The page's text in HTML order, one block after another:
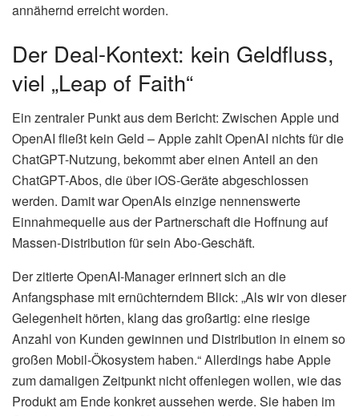
annähernd erreicht worden.
Der Deal-Kontext: kein Geldfluss,
viel „Leap of Faith“
Ein zentraler Punkt aus dem Bericht: Zwischen Apple und
OpenAI fließt kein Geld – Apple zahlt OpenAI nichts für die
ChatGPT-Nutzung, bekommt aber einen Anteil an den
ChatGPT-Abos, die über iOS-Geräte abgeschlossen
werden. Damit war OpenAIs einzige nennenswerte
Einnahmequelle aus der Partnerschaft die Hoffnung auf
Massen-Distribution für sein Abo-Geschäft.
Der zitierte OpenAI-Manager erinnert sich an die
Anfangsphase mit ernüchterndem Blick: „Als wir von dieser
Gelegenheit hörten, klang das großartig: eine riesige
Anzahl von Kunden gewinnen und Distribution in einem so
großen Mobil-Ökosystem haben.“ Allerdings habe Apple
zum damaligen Zeitpunkt nicht offenlegen wollen, wie das
Produkt am Ende konkret aussehen werde. Sie haben im